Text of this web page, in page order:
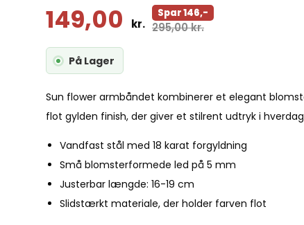
295,00kr.
149,00 kr.
Spar 146,-
På Lager
Sun flower armbåndet kombinerer et elegant
flot gylden finish, der giver et stilrent udtryk i
Vandfast stål med 18 karat forgyldning
Små blomsterformede led på 5 mm
Justerbar længde: 16-19 cm
Slidstærkt materiale, der holder farven flot